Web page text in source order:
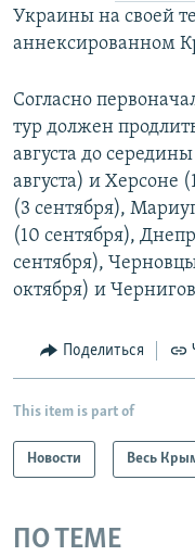
Украины на своей
аннексированном
Согласно
тур должен
августа до
августа) и Херсоне
(3 сентября),
(10 сентября),
сентября),
октября) и
Поделиться
This item is part of
Новости Весь
ПО ТЕМЕ